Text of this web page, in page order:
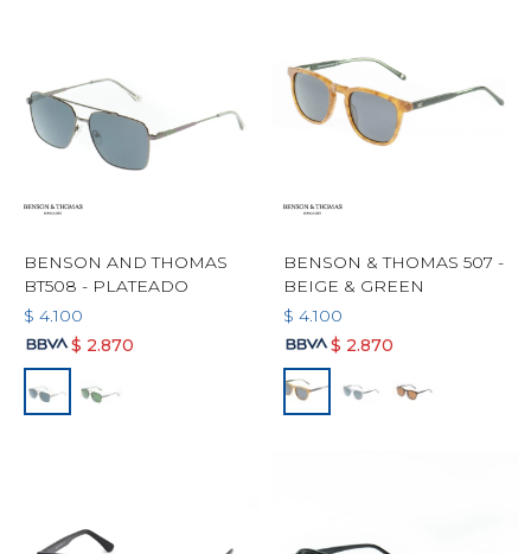
BENSON AND THOMAS
BT508 - PLATEADO
$ 4.100
$ 2.870
BENSON & THOMAS 507 -
BEIGE & GREEN
$ 4.100
$ 2.870